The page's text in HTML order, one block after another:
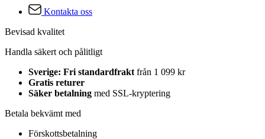
Kontakta oss
Bevisad kvalitet
Handla säkert och pålitligt
Sverige: Fri standardfrakt från 1 099 kr
Gratis returer
Säker betalning med SSL-kryptering
Betala bekvämt med
Förskottsbetalning